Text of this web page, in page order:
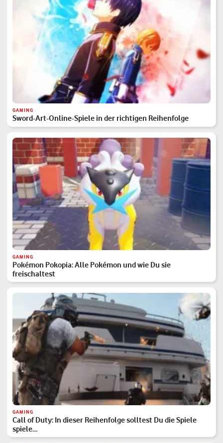
GAMING
Sword-Art-Online-Spiele in der richtigen Reihenfolge
GAMING
Pokémon Pokopia: Alle Pokémon und wie Du sie
freischaltest
GAMING
Call of Duty: In dieser Reihenfolge solltest Du die Spiele
spiele…